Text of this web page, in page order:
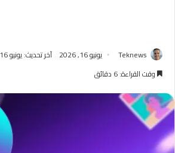
Teknews يونيو 16, 2026
آخر تحديث: يونيو 16, 2026
وقت القراءة: 6 دقائق